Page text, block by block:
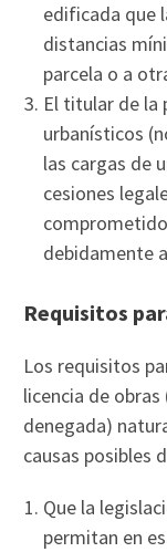
edificada que
distancias
parcela o a
El titular de la
urbanísticos
las cargas de
cesiones
debidamente
Requisitos
Los requisitos
licencia de
denegada)
causas posibles
Que la
permitan en